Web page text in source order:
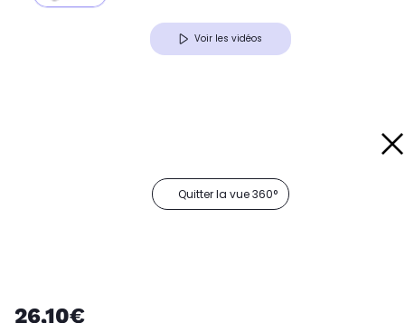
Voir les vidéos
Quitter la vue 360°
26,10€